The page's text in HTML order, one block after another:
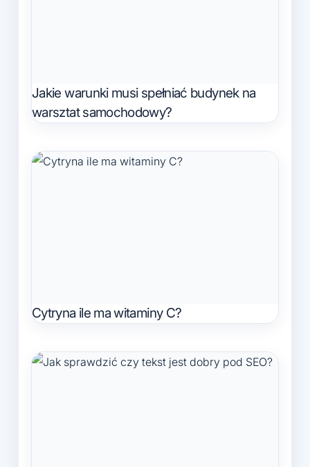
Jakie warunki musi spełniać budynek na
warsztat samochodowy?
Cytryna ile ma witaminy C?